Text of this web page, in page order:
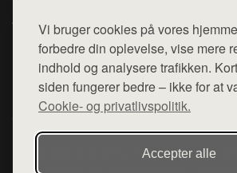
Vi bruger cookies på vores
forbedre din oplevelse, vise mere
indhold og analysere trafikken.
siden fungerer bedre – ikke for at
Cookie- og privatlivspolitik.
Accepter alle
Top Rabatter
Blog
Kontakt
Mail:
Denne side er en del af want.dk, der
hjemmesider med præsentation af